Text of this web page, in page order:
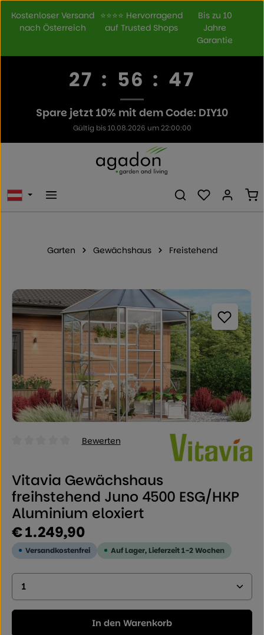
Zum Hauptinhalt springen
Kostenloser Versand
nach Österreich
⭐⭐⭐⭐ Hervorragend
auf Trusted Shops
Bis zu 10
Jahre
Garantie
27 : 56 : 47
Spare jetzt 10% mit dem Code: DIY10
Gültig bis 10.08.2026 um 22:00:00
Du hast 0
Garten Gewächshaus Freistehend
Bildergalerie überspringen
Durchschnittliche Bewertung von 0 von 5 Sternen
Bewerten
Vitavia Gewächshaus
freihstehend Juno 4500 ESG/HKP
Aluminium eloxiert
Regulärer Preis:
€ 1.249,90
Versandkostenfrei Auf Lager, Lieferzeit 1-2 Wochen
Produkt Anzahl: Geben Sie den gewünschten
In den Warenkorb